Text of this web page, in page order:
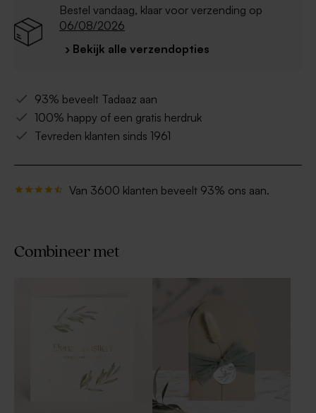
Bestel vandaag, klaar voor verzending op
06/08/2026
› Bekijk alle verzendopties
93% beveelt Tadaaz aan
100% happy of een gratis herdruk
Tevreden klanten sinds 1961
Van 3600 klanten beveelt 93% ons aan.
Combineer met